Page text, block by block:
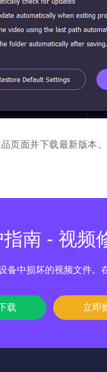
页面并下载最新版本。
指南 - 视频
中损坏的视频文件。
载 立即